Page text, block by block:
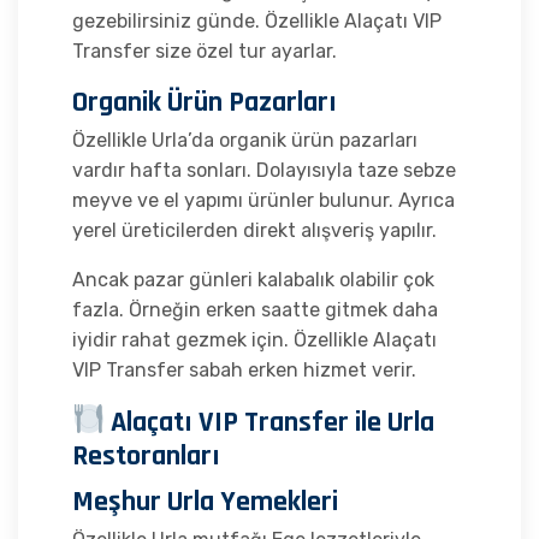
gezebilirsiniz günde. Özellikle Alaçatı VIP
Transfer size özel tur ayarlar.
Organik Ürün Pazarları
Özellikle Urla’da organik ürün pazarları
vardır hafta sonları. Dolayısıyla taze sebze
meyve ve el yapımı ürünler bulunur. Ayrıca
yerel üreticilerden direkt alışveriş yapılır.
Ancak pazar günleri kalabalık olabilir çok
fazla. Örneğin erken saatte gitmek daha
iyidir rahat gezmek için. Özellikle Alaçatı
VIP Transfer sabah erken hizmet verir.
Alaçatı VIP Transfer ile Urla
Restoranları
Meşhur Urla Yemekleri